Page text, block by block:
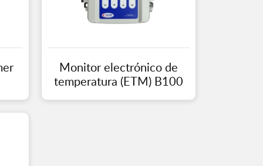
Monitor electrónico de
temperatura (ETM) B100